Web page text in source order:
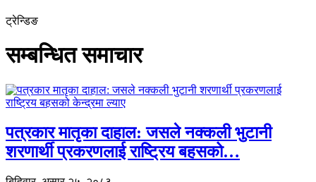
ट्रेन्डिङ
सम्बन्धित समाचार
पत्रकार मातृका दाहाल: जसले नक्कली भुटानी
शरणार्थी प्रकरणलाई राष्ट्रिय बहसको…